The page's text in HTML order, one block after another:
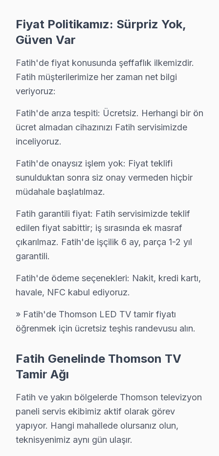
Muhsine Hatun'da Thomson TV Servisi
Muhsine Hatun Mahallesi'nde bir kullanıcının
Nişanca'da Thomson TV Servisi
Nişanca Mahallesi'nde bir evde, Thomson
Rüstempaşa'da Thomson TV Servisi
Rüstempaşa Mahallesi'nde yaşanan bir vakada,
Saraç İshak'ta Thomson TV Servisi
Saraç İshak Mahallesi'nde bir müşterinin Thomson
Seyyid Ömer'de Thomson TV Servisi
Silivrikapı'da Thomson TV Servisi
Silivrikapı Mahallesi'nde, bir evin Thomson ekran'sinde
Sultan Ahmet Mahallesi'nde, bir kullanıcının
Sururi Mahallesi'nde bir müşterimizin Thomson
Süleymaniye Mahallesi'nde bir kullanıcı, Thomson
Sümbül Efendi Mahallesi'nde bir evdeki Thomson
Şehremini'de Thomson TV Servisi
Şehremini Mahallesi'nde bir müşterinin Thomson
Fiyat Politikamız: Sürpriz Yok,
Güven Var
Fatih'de fiyat konusunda şeffaflık ilkemizdir.
Fatih müşterilerimize her zaman net bilgi
veriyoruz:
Fatih'de arıza tespiti: Ücretsiz. Herhangi bir ön
ücret almadan cihazınızı Fatih servisimizde
inceliyoruz.
Fatih'de onaysız işlem yok: Fiyat teklifi
sunulduktan sonra siz onay vermeden hiçbir
müdahale başlatılmaz.
Fatih garantili fiyat: Fatih servisimizde teklif
edilen fiyat sabittir; iş sırasında ek masraf
çıkarılmaz. Fatih'de işçilik 6 ay, parça 1-2 yıl
garantili.
Fatih'de ödeme seçenekleri: Nakit, kredi kartı,
havale, NFC kabul ediyoruz.
» Fatih'de Thomson LED TV tamir fiyatı
öğrenmek için ücretsiz teşhis randevusu alın.
Fatih Genelinde Thomson TV
Tamir Ağı
Fatih ve yakın bölgelerde Thomson televizyon
paneli servis ekibimiz aktif olarak görev
yapıyor. Hangi mahallede olursanız olun,
teknisyenimiz aynı gün ulaşır.